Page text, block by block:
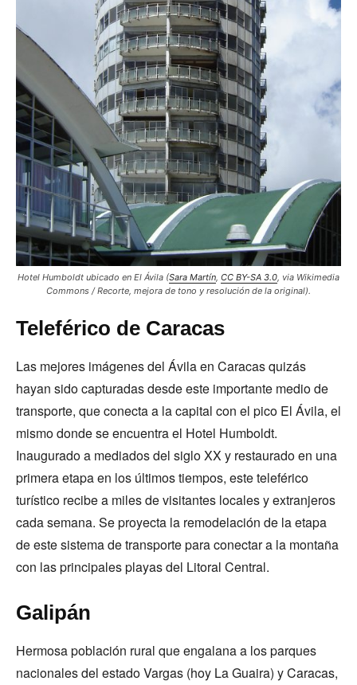
Hotel Humboldt ubicado en El Ávila (Sara Martín, CC BY-SA 3.0, via Wikimedia
Commons / Recorte, mejora de tono y resolución de la original).
Teleférico de Caracas
Las mejores imágenes del Ávila en Caracas quizás
hayan sido capturadas desde este importante medio de
transporte, que conecta a la capital con el pico El Ávila, el
mismo donde se encuentra el Hotel Humboldt.
Inaugurado a mediados del siglo XX y restaurado en una
primera etapa en los últimos tiempos, este teleférico
turístico recibe a miles de visitantes locales y extranjeros
cada semana. Se proyecta la remodelación de la etapa
de este sistema de transporte para conectar a la montaña
con las principales playas del Litoral Central.
Galipán
Hermosa población rural que engalana a los parques
nacionales del estado Vargas (hoy La Guaira) y Caracas,